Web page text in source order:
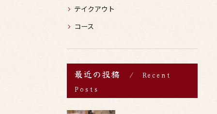
テイクアウト
コース
最近の投稿
Recent
Posts